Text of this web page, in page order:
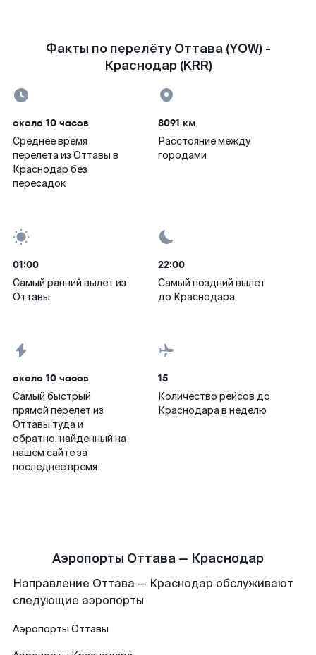
Факты по перелёту Оттава (YOW) -
Краснодар (KRR)
около 10 часов
Среднее время
перелета из Оттавы в
Краснодар без
пересадок
8091 км
Расстояние между
городами
01:00
Самый ранний вылет из
Оттавы
22:00
Самый поздний вылет
до Краснодара
около 10 часов
Самый быстрый
прямой перелет из
Оттавы туда и
обратно, найденный на
нашем сайте за
последнее время
15
Количество рейсов до
Краснодара в неделю
Аэропорты Оттава — Краснодар
Направление Оттава — Краснодар обслуживают
следующие аэропорты
Аэропорты Оттавы